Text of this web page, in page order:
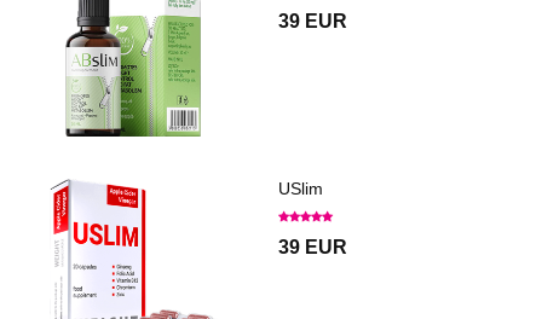
39 EUR
USlim
39 EUR